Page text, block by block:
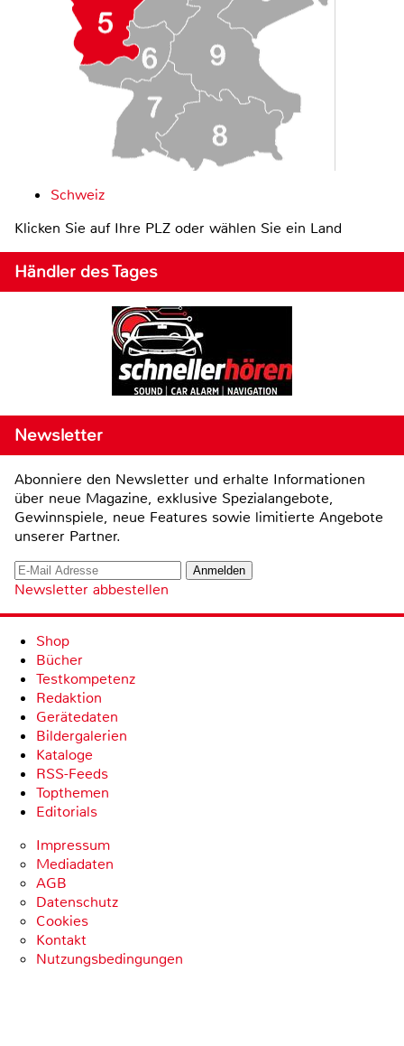
Schweiz
Klicken Sie auf Ihre PLZ oder wählen Sie ein Land
Händler des Tages
Newsletter
Abonniere den Newsletter und erhalte Informationen
über neue Magazine, exklusive Spezialangebote,
Gewinnspiele, neue Features sowie limitierte Angebote
unserer Partner.
Newsletter abbestellen
Shop
Bücher
Testkompetenz
Redaktion
Gerätedaten
Bildergalerien
Kataloge
RSS-Feeds
Topthemen
Editorials
Impressum
Mediadaten
AGB
Datenschutz
Cookies
Kontakt
Nutzungsbedingungen